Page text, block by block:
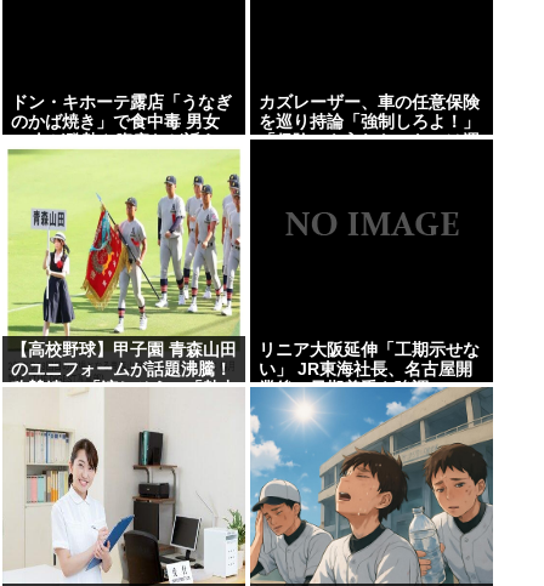
ドン・キホーテ露店「うなぎ
のかば焼き」で食中毒 男女
14人が発熱や腹痛など訴え…
サルモネラ属の菌検出
カズレーザー、車の任意保険
を巡り持論「強制しろよ！」
「保険にも入れないヤツは運
【高校野球】甲子園 青森山田
のユニフォームが話題沸騰！
称賛続々 「涼しそう」「熱中
たい」
リニア大阪延伸「工期示せな
い」 JR東海社長、名古屋開
業後の早期着手を強調